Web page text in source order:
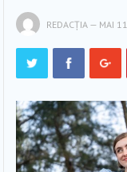
REDACȚIA — MAI